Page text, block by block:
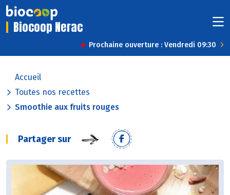
Biocoop Nerac
Prochaine ouverture : Vendredi 09:30
Accueil
Toutes nos recettes
Smoothie aux fruits rouges
Partager sur